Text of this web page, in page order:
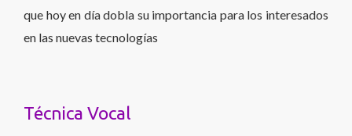
que hoy en día dobla su importancia para los interesados
en las nuevas tecnologías
Técnica Vocal